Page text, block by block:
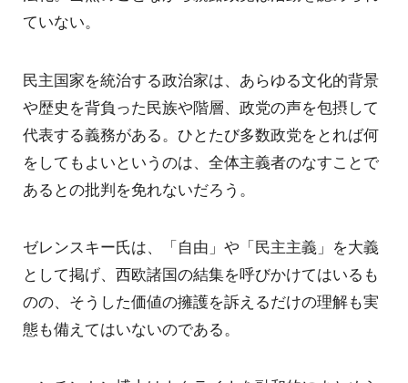
ていない。
民主国家を統治する政治家は、あらゆる文化的背景
や歴史を背負った民族や階層、政党の声を包摂して
代表する義務がある。ひとたび多数政党をとれば何
をしてもよいというのは、全体主義者のなすことで
あるとの批判を免れないだろう。
ゼレンスキー氏は、「自由」や「民主主義」を大義
として掲げ、西欧諸国の結集を呼びかけてはいるも
のの、そうした価値の擁護を訴えるだけの理解も実
態も備えてはいないのである。